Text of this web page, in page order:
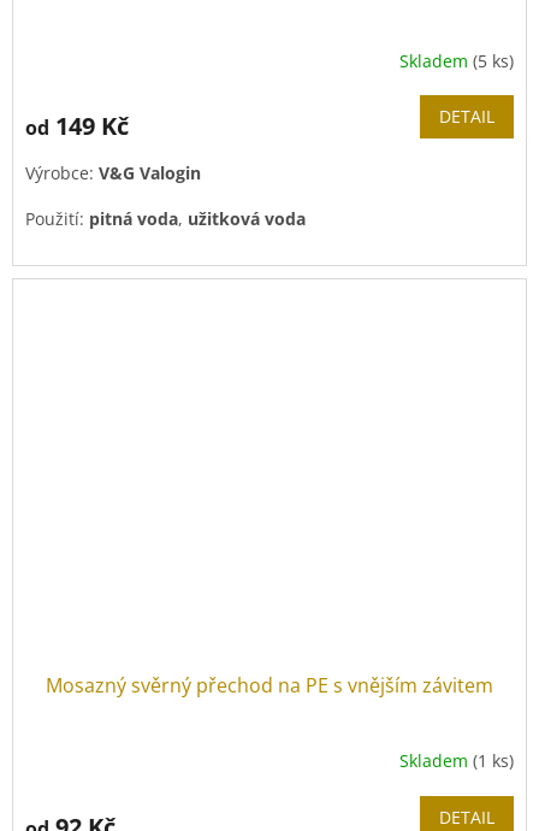
je
z
hvězdiček.
Skladem(5 ks)
od 149 Kč DETAIL
Výrobce: V&G Valogin
Použití: pitná voda, užitková voda
Mosazný svěrný přechod na PE s vnějším závitem
Skladem (1 ks)
DETAIL